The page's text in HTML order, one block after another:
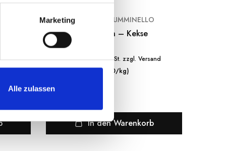
Marketing
Alle zulassen
BISCOTTI TUMMINELLO
Mehrkorn – Kekse
€4.20 inkl. MwSt. zzgl. Versand
(€ 20/kg)
In den Warenkorb